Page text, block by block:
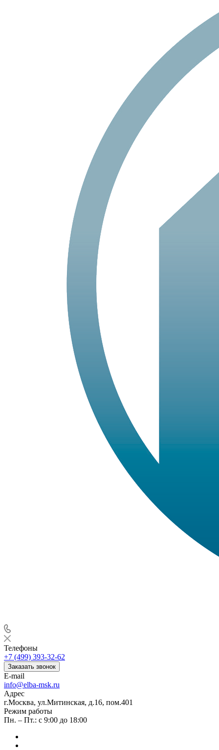
Телефоны
+7 (499) 393-32-62
Заказать звонок
E-mail
info@elba-msk.ru
Адрес
г.Москва, ул.Митинская, д.16, пом.401
Режим работы
Пн. – Пт.: с 9:00 до 18:00